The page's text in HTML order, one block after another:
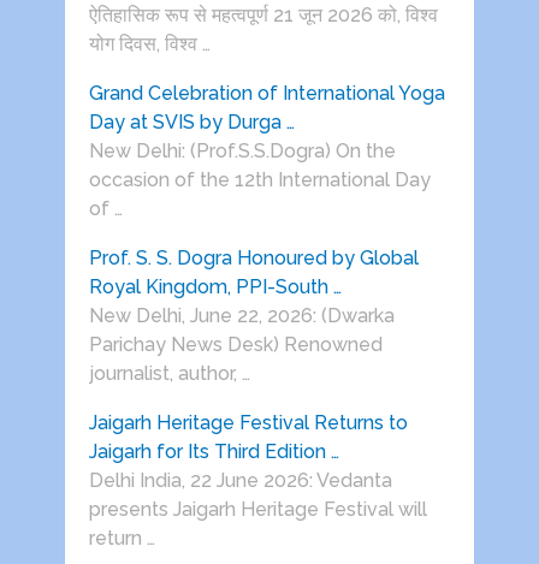
ऐतिहासिक रूप से महत्वपूर्ण 21 जून 2026 को, विश्व
योग दिवस, विश्व …
Grand Celebration of International Yoga
Day at SVIS by Durga …
New Delhi: (Prof.S.S.Dogra) On the
occasion of the 12th International Day
of …
Prof. S. S. Dogra Honoured by Global
Royal Kingdom, PPI-South …
New Delhi, June 22, 2026: (Dwarka
Parichay News Desk) Renowned
journalist, author, …
Jaigarh Heritage Festival Returns to
Jaigarh for Its Third Edition …
Delhi India, 22 June 2026: Vedanta
presents Jaigarh Heritage Festival will
return …